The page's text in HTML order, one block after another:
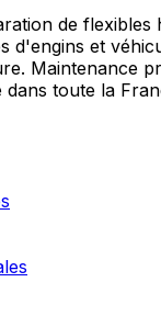
de flexibles
d'engins et
Maintenance
dans toute la